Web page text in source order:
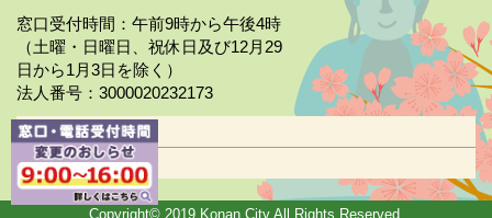
窓口受付時間：午前9時から午後4時
（土曜・日曜日、祝休日及び12月29
日から1月3日を除く）
法人番号：3000020232173
市役所案内
日曜市役所
Copyright© 2019 Konan City All Rights Reserved.